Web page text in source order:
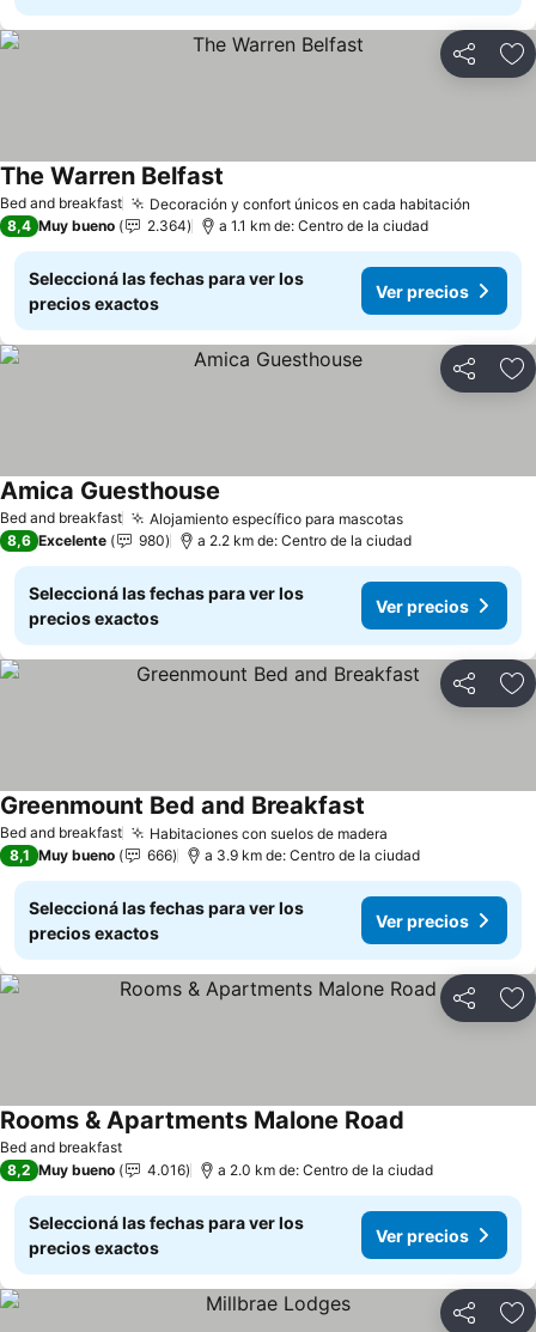
Compartir
Bed and breakfast Decoración y confort únicos en cada habitación
The Warren Belfast
8,4 Muy bueno 2.364 a 1.1 km de: Centro de la ciudad
Seleccioná las fechas para ver los
precios exactos
Ver precios
Compartir
Bed and breakfast Alojamiento específico para mascotas
Amica Guesthouse
8,6 Excelente 980 a 2.2 km de: Centro de la ciudad
Seleccioná las fechas para ver los
precios exactos
Ver precios
Compartir
Bed and breakfast Habitaciones con suelos de madera
Greenmount Bed and Breakfast
8,1 Muy bueno 666 a 3.9 km de: Centro de la ciudad
Seleccioná las fechas para ver los
precios exactos
Ver precios
Compartir
Bed and breakfast
Rooms & Apartments Malone Road
8,2 Muy bueno 4.016 a 2.0 km de: Centro de la ciudad
Seleccioná las fechas para ver los
precios exactos
Ver precios
Compartir